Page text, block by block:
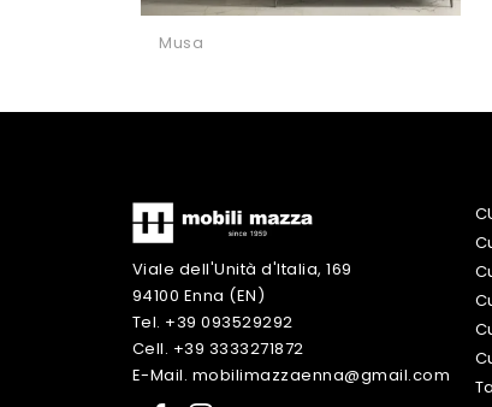
Musa
Viale dell'Unità d'Italia, 169
94100 Enna (EN)
Tel. +39 093529292
Cell. +39 3333271872
E-Mail. mobilimazzaenna@gmail.com